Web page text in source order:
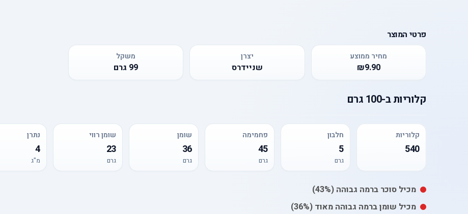
פרטי המוצר
מחיר ממוצע
₪9.90
יצרן
שניידרס
משקל
99 גרם
קלוריותב-100 גרם
קלוריות
540
חלבון
5
גרם
פחמימה
45
גרם
שומן
36
גרם
שומן רווי
23
גרם
נתרן
4
מ"ג
מכיל סוכר ברמה גבוהה (43%)
מכיל שומןברמה גבוהה מאוד (36%)